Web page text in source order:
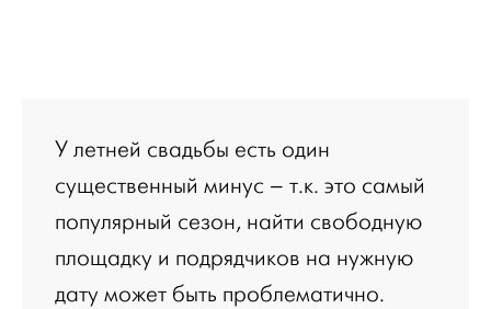
У летней свадьбы есть один
существенный минус – т.к. это самый
популярный сезон, найти свободную
площадку и подрядчиков на нужную
дату может быть проблематично.